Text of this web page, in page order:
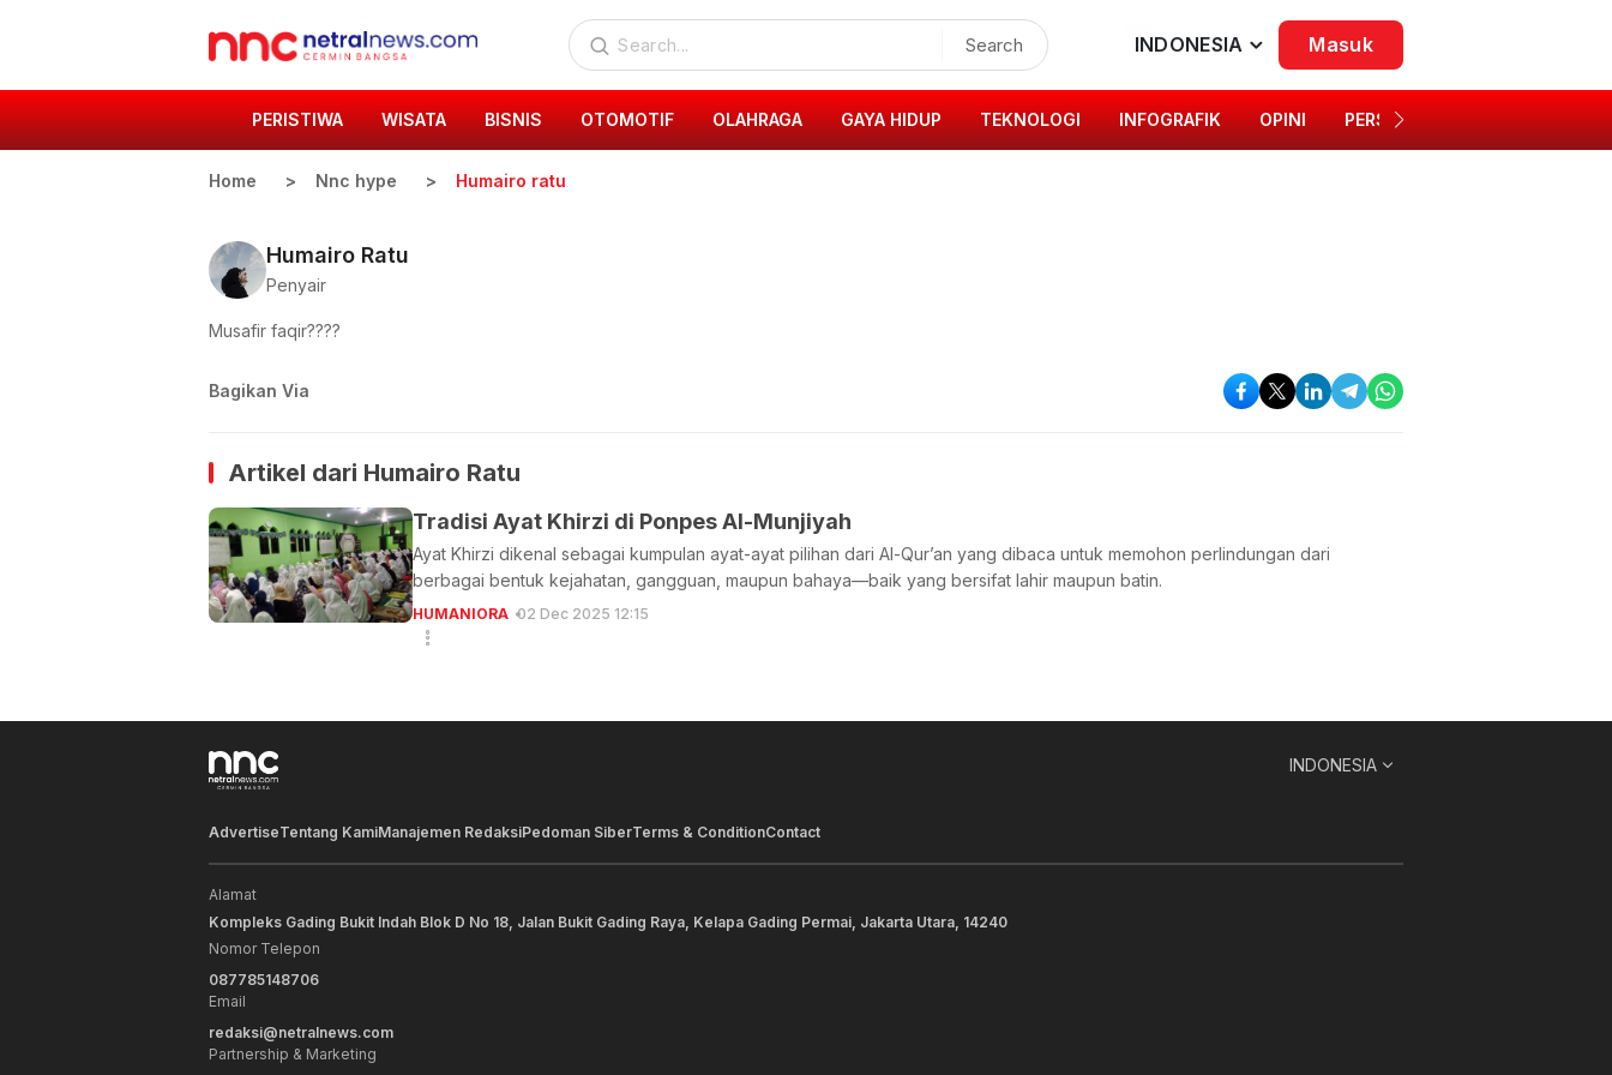
Search INDONESIA Masuk
PERISTIWA WISATA BISNIS OTOMOTIF OLAHRAGA GAYA HIDUP TEKNOLOGI INFOGRAFIK OPINI PERSONA
Home Nnc hype Humairo ratu
Humairo Ratu
Penyair
Musafir faqir????
Bagikan Via
Artikel dari Humairo Ratu
Tradisi Ayat Khirzi di Ponpes Al-Munjiyah
Ayat Khirzi dikenal sebagai kumpulan ayat-ayat pilihan dari Al-Qur’an yang dibaca untuk memohon perlindungan dari
berbagai bentuk kejahatan, gangguan, maupun bahaya—baik yang bersifat lahir maupun batin.
HUMANIORA 02 Dec 2025 12:15
INDONESIA
AdvertiseTentang KamiManajemen RedaksiPedoman SiberTerms & ConditionContact
Alamat
Kompleks Gading Bukit Indah Blok D No 18, Jalan Bukit Gading Raya, Kelapa Gading Permai, Jakarta Utara, 14240
Nomor Telepon
087785148706
Email
redaksi@netralnews.com
Partnership & Marketing